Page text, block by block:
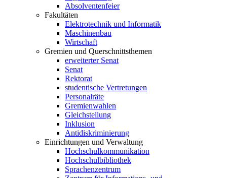
Absolventenfeier
Fakultäten
Elektrotechnik und Informatik
Maschinenbau
Wirtschaft
Gremien und Querschnittsthemen
erweiterter Senat
Senat
Rektorat
studentische Vertretungen
Personalräte
Gremienwahlen
Gleichstellung
Inklusion
Antidiskriminierung
Einrichtungen und Verwaltung
Hochschulkommunikation
Hochschulbibliothek
Sprachenzentrum